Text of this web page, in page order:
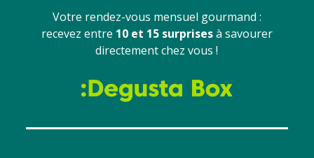
Votre rendez-vous mensuel gourmand :
recevez entre 10 et 15 surprisesà savourer
directement chez vous !